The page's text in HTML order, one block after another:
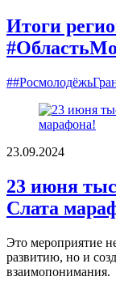
Итоги
23.09.2024
23 июня
Слата
Это мероприятие
развитию, но и
взаимопонимания.